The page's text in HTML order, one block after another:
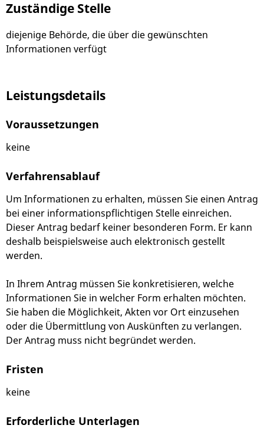
Zuständige Stelle
diejenige Behörde, die über die gewünschten
Informationen verfügt
Leistungsdetails
Voraussetzungen
keine
Verfahrensablauf
Um Informationen zu erhalten, müssen Sie einen Antrag
bei einer informationspflichtigen Stelle einreichen.
Dieser Antrag bedarf keiner besonderen Form. Er kann
deshalb beispielsweise auch elektronisch gestellt
werden.
In Ihrem Antrag müssen Sie konkretisieren, welche
Informationen Sie in welcher Form erhalten möchten.
Sie haben die Möglichkeit, Akten vor Ort einzusehen
oder die Übermittlung von Auskünften zu verlangen.
Der Antrag muss nicht begründet werden.
Fristen
keine
Erforderliche Unterlagen